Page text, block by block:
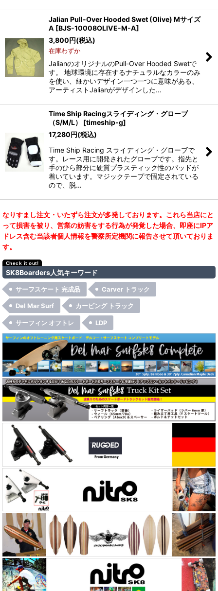
Jalian Pull-Over Hooded Swet (Olive) Mサイズ
A [BJS-10008OLIVE-M-A]
3,800円(税込)
在庫わずか
JalianのオリジナルのPull-Over Hooded Swetで
す。 地球環境に存在するナチュラルなカラーのみ
を使い、細かいデザイン一つ一つに意味がある、
アーティストJalianがデザインした…
Time Ship Racingスライディング・グローブ
（S/M/L）
[timeship-g]
17,280円(税込)
Time Ship Racing スライディング・グローブで
す。レース用に開発されたグローブです。指先と
手のひら部分に硬質プラスティック性のパッドが
着いています。マジックテープで固定されている
ので、脱…
なりすまし注文・いたずら注文が多発しております。これら当店にと
って損害を被り、営業の妨害をする行為が発覚した場合、即座にIPア
ドレス含む当該者個人情報を警察所定機関に報告させて頂いておりま
す。
SK8Boarders人気キーワード
サーフスケート 完成品 Carver トラック
Del Mar Surf カービング トラック
サーフィン オフトレ LDP